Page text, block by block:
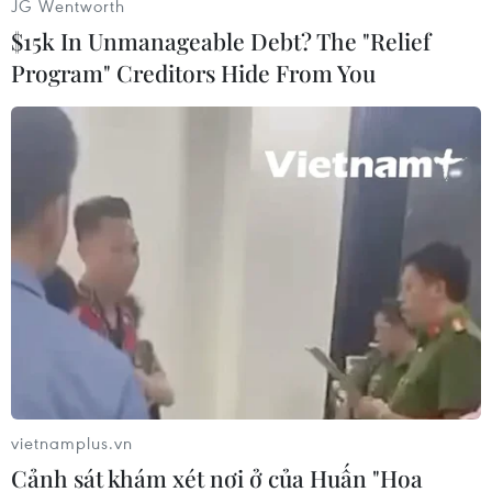
#Đồng Tháp
#Hồng Ngự
Đồng Tháp
Theo dõi VietnamPlus
TIN CÙNG CHUYÊN MỤC
JG Wentworth
$15k In Unmanageable Debt? The "Relief
Program" Creditors Hide From You
vietnamplus.vn
Cảnh sát khám xét nơi ở của Huấn "Hoa